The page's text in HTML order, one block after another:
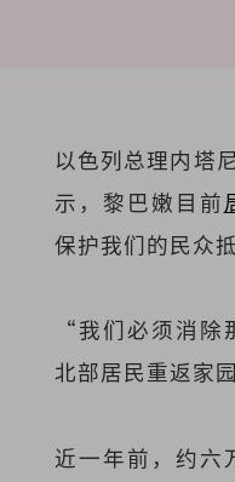
以色列总理内塔
示，黎巴嫩目前
保护我们的民众
“我们必须消除
北部居民重返家
近一年前，约六